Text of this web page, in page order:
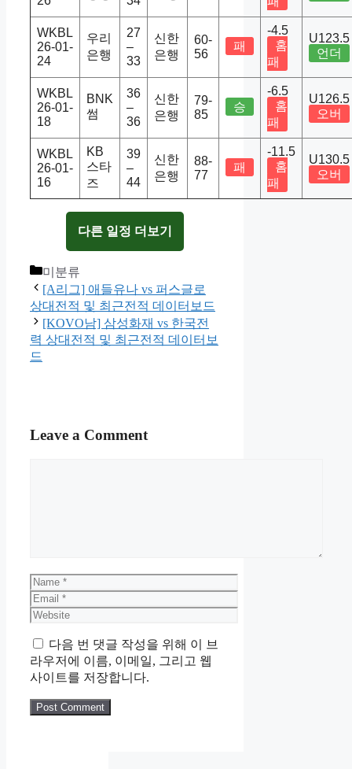
WKBL
26-01-
24
우리
은행
27
–
33
신한
은행
60-
56
패
-4.5
홈
패
U123.5
언더
WKBL
26-01-
18
BNK
썸
36
–
36
신한
은행
79-
85
승
-6.5
홈
패
U126.5
오버
WKBL
26-01-
16
KB
스타
즈
39
–
44
신한
은행
88-
77
패
-11.5
홈
패
U130.5
오버
다른 일정 더보기
Categories
미분류
[A리그] 애들유나 vs 퍼스글로
상대전적 및 최근전적 데이터보드
[KOVO남] 삼성화재 vs 한국전
력 상대전적 및 최근전적 데이터보
드
Leave a Comment
Name
Email
Website
다음 번 댓글 작성을 위해 이 브
라우저에 이름, 이메일, 그리고 웹
사이트를 저장합니다.